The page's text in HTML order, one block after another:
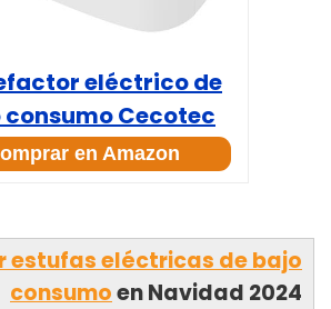
eléctrico de
Cecotec
Warm 9850
en Amazon
estufas eléctricas de bajo
consumoen Navidad 2024